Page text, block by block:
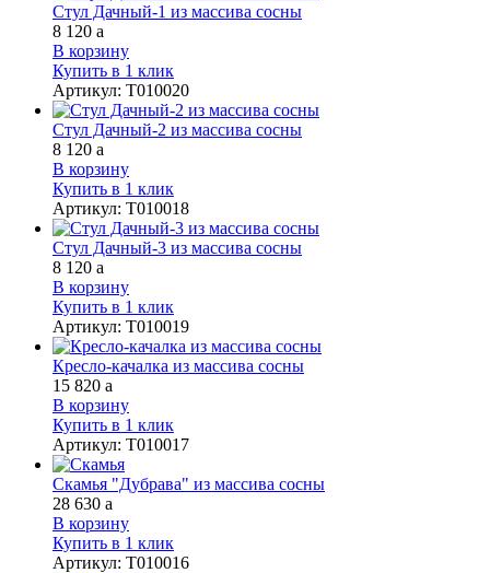
Стул Дачный-1 из массива сосны
8 120 a
В корзину
Купить в 1 клик
Артикул: Т010020
Стул Дачный-2 из массива сосны
8 120 a
В корзину
Купить в 1 клик
Артикул: Т010018
Стул Дачный-3 из массива сосны
8 120 a
В корзину
Купить в 1 клик
Артикул: Т010019
Кресло-качалка из массива сосны
15 820 a
В корзину
Купить в 1 клик
Артикул: Т010017
Скамья "Дубрава" из массива сосны
28 630 a
В корзину
Купить в 1 клик
Артикул: Т010016